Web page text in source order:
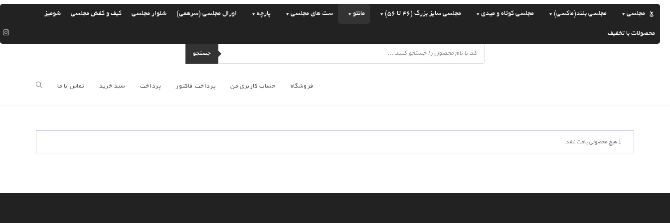
پرش
مجلسی مجلسی بلند(ماکسی) مجلسی کوتاه و میدی مجلسی سایز بزرگ (46 تا 56) مانتو ست های مجلسی پارچه اورال مجلسی (سرهمی) شلوار مجلسی کیف و کفش مجلسی شومیز
محصولات با تخفیف
Products
search
جستجو
فروشگاه حساب کاربری من پرداخت فاکتور پرداخت سبد خرید تماس با ما جستجوی
هیچ محصولی یافت نشد.